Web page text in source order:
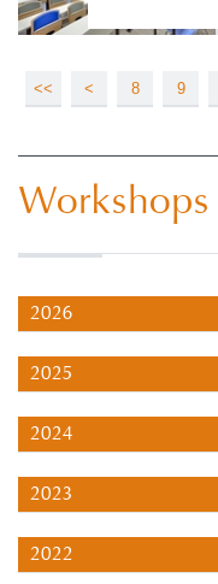
<< < 8 9
Workshops
2026
2025
2024
2023
2022